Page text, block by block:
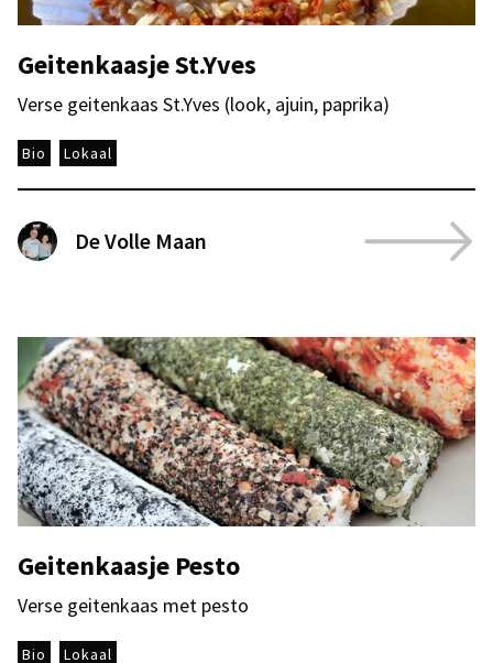
Geitenkaasje St.Yves
Verse geitenkaas St.Yves (look, ajuin, paprika)
Bio Lokaal
De Volle Maan
Geitenkaasje Pesto
Verse geitenkaas met pesto
Bio Lokaal